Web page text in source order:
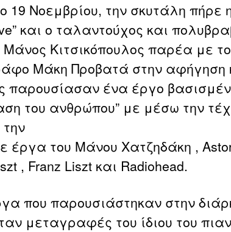
19 Νοεμβρίου, την σκυτάλη πήρε
και ο ταλαντούχος και
Μάνος Κιτσικόπουλος παρέα με
Μάκη Προβατά στην αφήγηση
παρουσίασαν ένα έργο
του ανθρώπου” με μέσω την
έργα του Μάνου Χατζηδάκη ,
, Franz Liszt και Radiohead.
που παρουσιάστηκαν στην
μεταγραφές του ίδιου του